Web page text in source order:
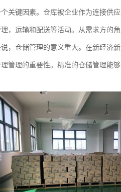
关键因素。仓库被企业作为连接供
，运输和配送等活动。从需求方的
，仓储管理的意义重大。在新经济
管理的重要性。精准的仓储管理能